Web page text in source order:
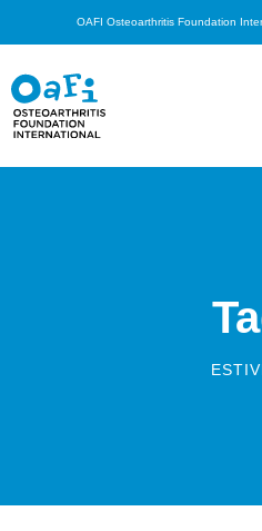
OAFI Osteoarthritis Foundation